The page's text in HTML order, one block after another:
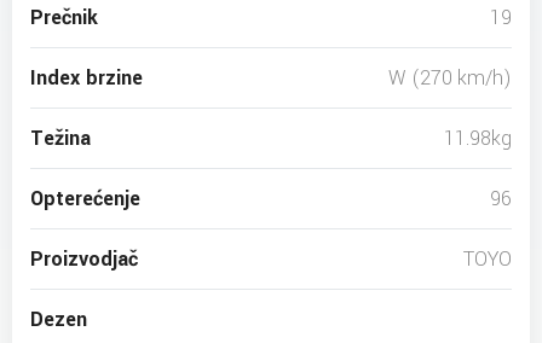
Prečnik 19
Index brzine W (270 km/h)
Težina 11.98kg
Opterećenje 96
Proizvodjač TOYO
Dezen